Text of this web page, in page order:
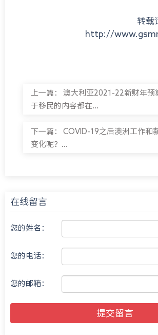
转载
http://
上一篇： 澳大利亚2021-22新财年预
于移民的内容都在...
下一篇： COVID-19之后澳洲工作和
变化呢？...
在线留言
您的姓名：
您的电话：
您的邮箱：
提交留言